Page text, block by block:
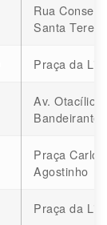
Rua
Santa Tereza
Praça da
Av. Otacílio
Bandeirantes
Praça
Agostinho
Praça da